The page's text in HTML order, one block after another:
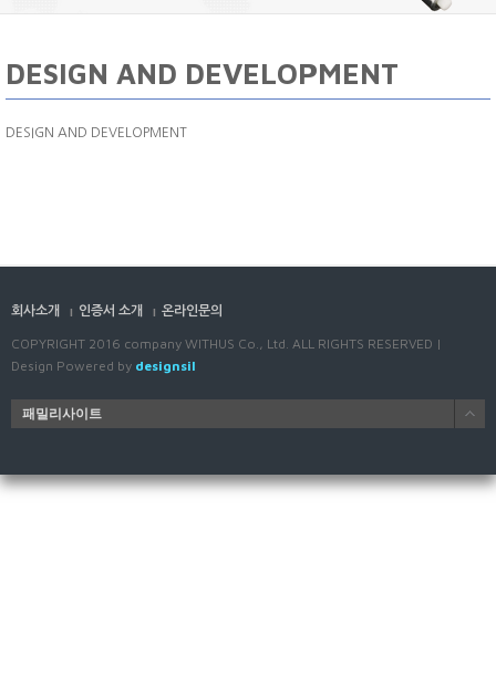
DESIGN AND DEVELOPMENT
DESIGN AND DEVELOPMENT
회사소개 인증서 소개
온라인문의
COPYRIGHT 2016 company WITHUS Co., Ltd. ALL RIGHTS RESERVED |
Design Powered by designsil
패밀리사이트